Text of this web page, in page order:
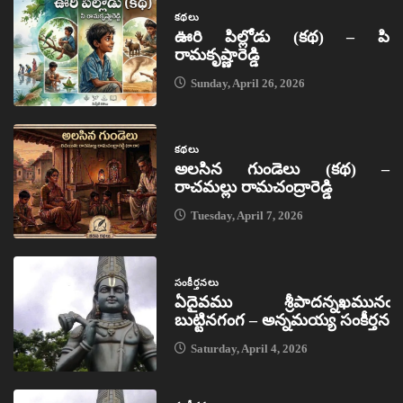
కథలు
ఊరి పిల్లోడు (కథ) – పి
రామకృష్ణారెడ్డి
Sunday, April 26, 2026
కథలు
అలసిన గుండెలు (కథ) –
రాచమల్లు రామచంద్రారెడ్డి
Tuesday, April 7, 2026
సంకీర్తనలు
ఏదైవము శ్రీపాదన్నఖమునఁ
బుట్టినగంగ – అన్నమయ్య సంకీర్తన
Saturday, April 4, 2026